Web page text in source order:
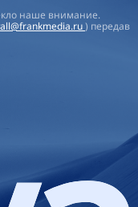
наше внимание.
) передав